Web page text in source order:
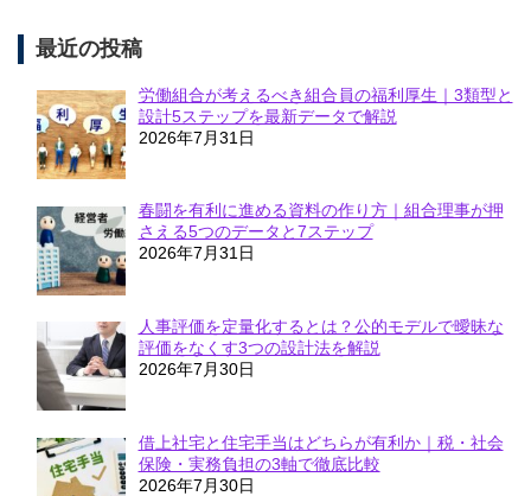
最近の投稿
労働組合が考えるべき組合員の福利厚生｜3類型と
設計5ステップを最新データで解説
2026年7月31日
春闘を有利に進める資料の作り方｜組合理事が押
さえる5つのデータと7ステップ
2026年7月31日
人事評価を定量化するとは？公的モデルで曖昧な
評価をなくす3つの設計法を解説
2026年7月30日
借上社宅と住宅手当はどちらが有利か｜税・社会
保険・実務負担の3軸で徹底比較
2026年7月30日